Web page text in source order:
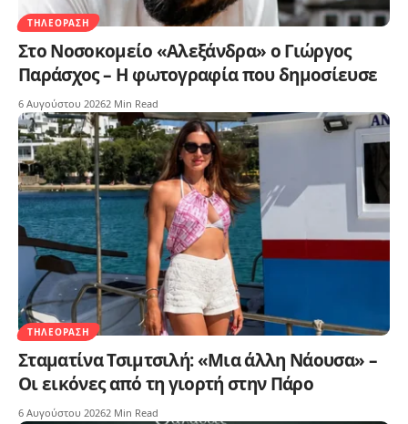
ΤΗΛΕΌΡΑΣΗ
Στο Νοσοκομείο «Αλεξάνδρα» ο Γιώργος
Παράσχος – Η φωτογραφία που δημοσίευσε
6 Αυγούστου 20262 Min Read
ΤΗΛΕΌΡΑΣΗ
Σταματίνα Τσιμτσιλή: «Μια άλλη Νάουσα» –
Οι εικόνες από τη γιορτή στην Πάρο
6 Αυγούστου 20262 Min Read